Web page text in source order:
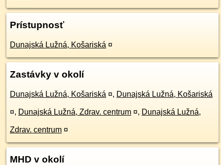
Prístupnosť
Dunajská Lužná, Košariská ¤
Zastávky v okolí
Dunajská Lužná, Košariská ¤, Dunajská Lužná, Košariská
¤, Dunajská Lužná, Zdrav. centrum ¤, Dunajská Lužná,
Zdrav. centrum ¤
MHD v okolí